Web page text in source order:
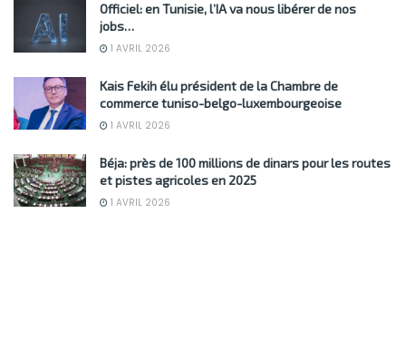
Officiel: en Tunisie, l’IA va nous libérer de nos
jobs…
1 AVRIL 2026
Kais Fekih élu président de la Chambre de
commerce tuniso-belgo-luxembourgeoise
1 AVRIL 2026
Béja: près de 100 millions de dinars pour les routes
et pistes agricoles en 2025
1 AVRIL 2026